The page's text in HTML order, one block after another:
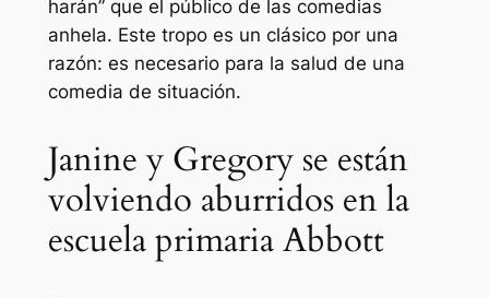
harán” que el público de las comedias
anhela. Este tropo es un clásico por una
razón: es necesario para la salud de una
comedia de situación.
Janine y Gregory se están
volviendo aburridos en la
escuela primaria Abbott